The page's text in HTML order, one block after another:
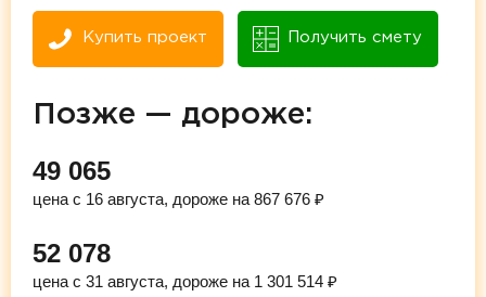
Купить проект Получить смету
Позже — дороже:
49 065
цена с 16 августа, дороже на 867 676 ₽
52 078
цена с 31 августа, дороже на 1 301 514 ₽